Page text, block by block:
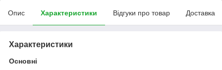
Опис Характеристики Відгуки про товар Доставка
Характеристики
Основні